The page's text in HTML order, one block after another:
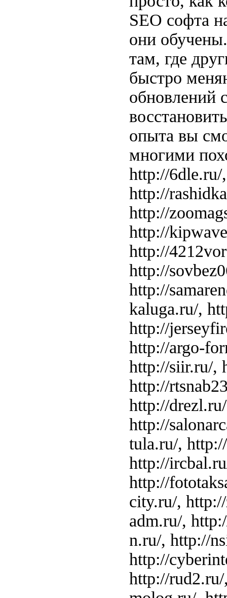
SEO софта
они
там, где
быстро
обновлений
опыта вы
многими
http://
http://
http://
http://
http://
http://
http://
kaluga.ru/,
http://
http://argo-
http://siir.ru/,
http://
http://
http://
tula.ru/,
http://
http://
city.ru/,
adm.ru/,
n.ru/, http://
http://
http://